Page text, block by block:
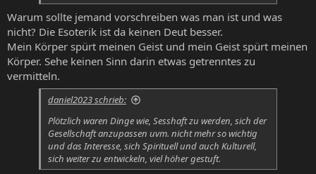
Warum sollte jemand vorschreiben was man ist und was
nicht? Die Esoterik ist da keinen Deut besser.
Mein Körper spürt meinen Geist und mein Geist spürt meinen
Körper. Sehe keinen Sinn darin etwas getrenntes zu
vermitteln.
daniel2023 schrieb:
Plötzlich waren Dinge wie, Sesshaft zu werden, sich der
Gesellschaft anzupassen uvm. nicht mehr so wichtig
und das Interesse, sich Spirituell und auch Kulturell,
sich weiter zu entwickeln, viel höher gestuft.